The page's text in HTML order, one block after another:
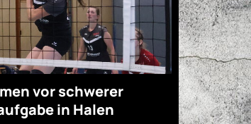
vor schwerer
in Halen